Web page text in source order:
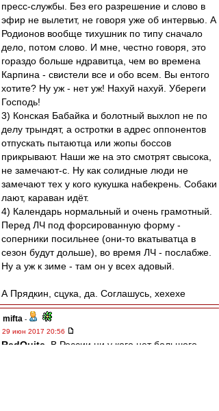
пресс-службы. Без его разрешение и слово в
эфир не вылетит, не говоря уже об интервью. А
Родионов вообще тихушник по типу сначало
дело, потом слово. И мне, честно говоря, это
гораздо больше ндравитца, чем во времена
Карпина - свистели все и обо всем. Вы ентого
хотите? Ну уж - нет уж! Нахуй нахуй. Убереги
Господь!
3) Конская Бабайка и болотный выхлоп не по
делу трындят, а остротки в адрес оппонентов
отпускать пытаютца или жопы боссов
прикрывают. Наши же на это смотрят свысока,
не замечают-с. Ну как солидные люди не
замечают тех у кого кукушка набекрень. Собаки
лают, караван идёт.
4) Календарь нормальный и очень грамотный.
Перед ЛЧ под форсированную форму -
соперники посильнее (они-то вкатыватца в
сезон будут дольше), во время ЛЧ - послабже.
Ну а уж к зиме - там он у всех адовый.
А Прядкин, сцука, да. Соглашусь, хехехе
mifta -
29 июн 2017 20:56
RedQuite , В России ни у кого нет большого